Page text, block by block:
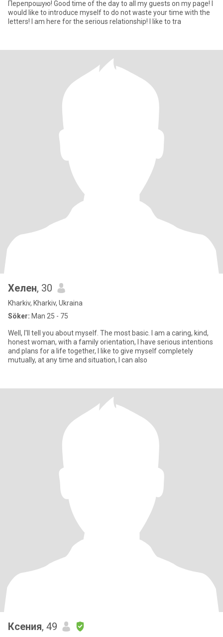
Перепрошую! Good time of the day to all my guests on my page! I
would like to introduce myself to do not waste your time with the
letters! I am here for the serious relationship! I like to tra
Хелен, 30
Kharkiv, Kharkiv, Ukraina
Söker: Man 25 - 75
Well, I'll tell you about myself. The most basic. I am a caring, kind,
honest woman, with a family orientation, I have serious intentions
and plans for a life together, I like to give myself completely
mutually, at any time and situation, I can also
Ксения, 49